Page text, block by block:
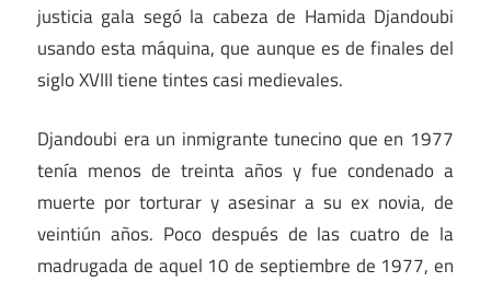
justicia gala segó la cabeza de Hamida Djandoubi
usando esta máquina, que aunque es de finales del
siglo XVIII tiene tintes casi medievales.
Djandoubi era un inmigrante tunecino que en 1977
tenía menos de treinta años y fue condenado a
muerte por torturar y asesinar a su ex novia, de
veintiún años. Poco después de las cuatro de la
madrugada de aquel 10 de septiembre de 1977, en